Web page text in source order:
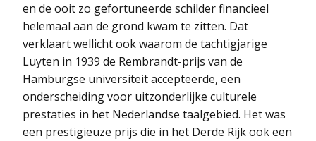
en de ooit zo gefortuneerde schilder financieel
helemaal aan de grond kwam te zitten. Dat
verklaart wellicht ook waarom de tachtigjarige
Luyten in 1939 de Rembrandt-prijs van de
Hamburgse universiteit accepteerde, een
onderscheiding voor uitzonderlijke culturele
prestaties in het Nederlandse taalgebied. Het was
een prestigieuze prijs die in het Derde Rijk ook een